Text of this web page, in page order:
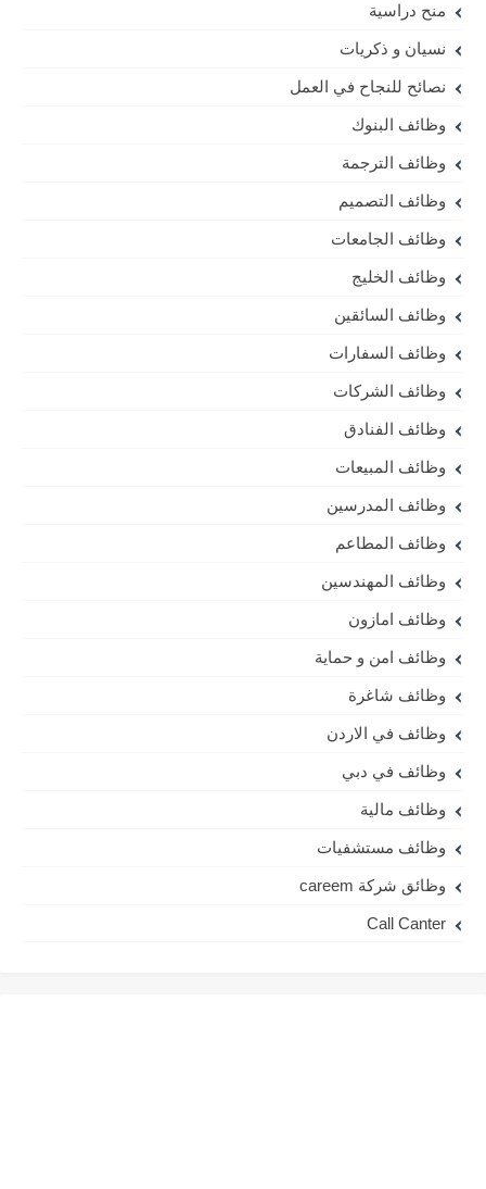
منح دراسية
نسيان و ذكريات
نصائح للنجاح في العمل
وظائف البنوك
وظائف الترجمة
وظائف التصميم
وظائف الجامعات
وظائف الخليج
وظائف السائقين
وظائف السفارات
وظائف الشركات
وظائف الفنادق
وظائف المبيعات
وظائف المدرسين
وظائف المطاعم
وظائف المهندسين
وظائف امازون
وظائف امن و حماية
وظائف شاغرة
وظائف في الاردن
وظائف في دبي
وظائف مالية
وظائف مستشفيات
وظائق شركة careem
Call Canter